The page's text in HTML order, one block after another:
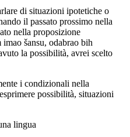
di situazioni ipotetiche o
il passato prossimo nella
nella proposizione
šansu, odabrao bih
la possibilità, avrei scelto
i condizionali nella
possibilità, situazioni
lingua